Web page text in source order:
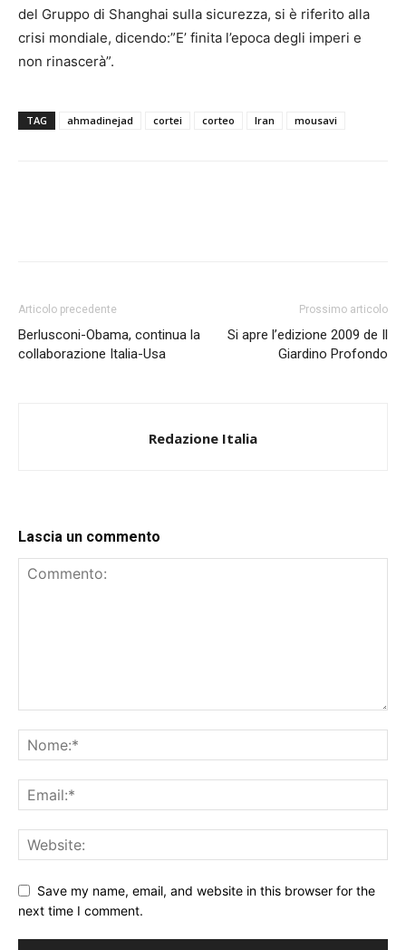
del Gruppo di Shanghai sulla sicurezza, si è riferito alla
crisi mondiale, dicendo:”E’ finita l’epoca degli imperi e
non rinascerà”.
TAG ahmadinejad cortei corteo Iran mousavi
Articolo precedente
Berlusconi-Obama, continua la
collaborazione Italia-Usa
Prossimo articolo
Si apre l’edizione 2009 de Il
Giardino Profondo
Redazione Italia
Lascia un commento
Save my name, email, and website in this browser for the
next time I comment.